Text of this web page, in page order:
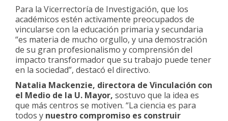
Para la Vicerrectoría de Investigación, que los
académicos estén activamente preocupados de
vincularse con la educación primaria y secundaria
“es materia de mucho orgullo, y una demostración
de su gran profesionalismo y comprensión del
impacto transformador que su trabajo puede tener
en la sociedad”, destacó el directivo.
Natalia Mackenzie, directora de Vinculación con
el Medio de la U. Mayor, sostuvo que la idea es
que más centros se motiven. “La ciencia es para
todos y nuestro compromiso es construir